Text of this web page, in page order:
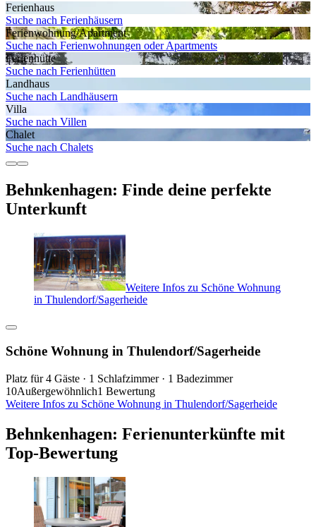
Ferienhaus
Suche nach Ferienhäusern
Ferienwohnung/Apartment
Suche nach Ferienwohnungen oder Apartments
Ferienhütte
Suche nach Ferienhütten
Landhaus
Suche nach Landhäusern
Villa
Suche nach Villen
Chalet
Suche nach Chalets
Behnkenhagen: Finde deine perfekte
Unterkunft
Weitere Infos zu Schöne Wohnung
in Thulendorf/Sagerheide
Schöne Wohnung in Thulendorf/Sagerheide
Platz für 4 Gäste · 1 Schlafzimmer · 1 Badezimmer
10Außergewöhnlich1 Bewertung
Weitere Infos zu Schöne Wohnung in Thulendorf/Sagerheide
Behnkenhagen: Ferienunterkünfte mit
Top-Bewertung